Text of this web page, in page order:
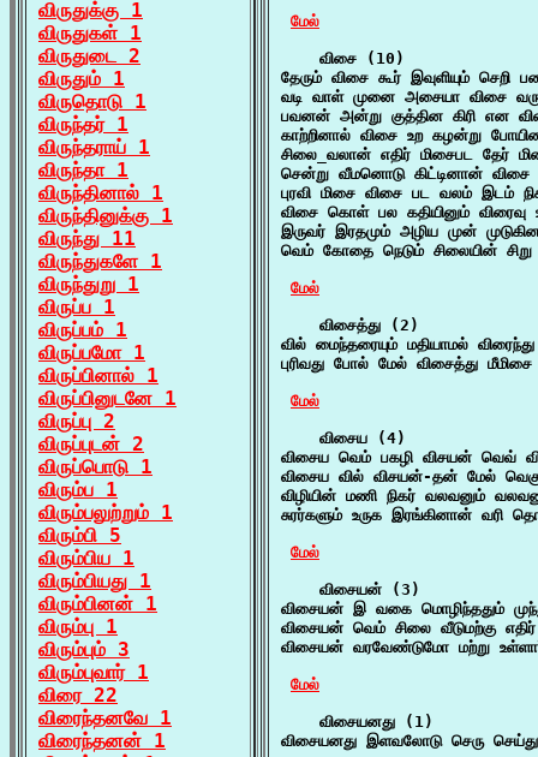
விருதுக்கு 1
விருதுகள் 1
விருதுடை 2
விருதும் 1
விருதொடு 1
விருந்தர் 1
விருந்தராய் 1
விருந்தா 1
விருந்தினால் 1
விருந்தினுக்கு 1
விருந்து 11
விருந்துகளே 1
விருந்துறு 1
விருப்ப 1
விருப்பம் 1
விருப்பமோ 1
விருப்பினால் 1
விருப்பினுடனே 1
விருப்பு 2
விருப்புடன் 2
விருப்பொடு 1
விரும்ப 1
விரும்பலுற்றும் 1
விரும்பி 5
விரும்பிய 1
விரும்பியது 1
விரும்பினன் 1
விரும்பு 1
விரும்பும் 3
விரும்புவார் 1
விரை 22
விரைந்தனவே 1
விரைந்தனன் 1
மேல்
    விசை (10)
தேரும் விசை கூர் இவுளியும்
வடி வாள் முனை அசையா விசை வரு
பவனன் அன்று குத்தின கிரி என
காற்றினால் விசை உற கழன்று
சிலை_வலான் எதிர் மிசைபட தேர்
சென்று வீமனொடு கிட்டினான்
புரவி மிசை விசை பட வலம் இடம்
விசை கொள் பல கதியினும் விரைவு
இருவர் இரதமும் அழிய முன்
வெம் கோதை நெடும் சிலையின்
மேல்
    விசைத்து (2)
வில் மைந்தரையும் மதியாமல்
புரிவது போல் மேல் விசைத்து
மேல்
    விசைய (4)
விசைய வெம் பகழி விசயன் வெவ்
விசைய வில் விசயன்-தன் மேல்
விழியின் மணி நிகர் வலவனும்
சுரர்களும் உருக இரங்கினான் வரி
மேல்
    விசையன் (3)
விசையன் இ வகை மொழிந்ததும்
விசையன் வெம் சிலை வீடுமற்கு
விசையன் வரவேண்டுமோ மற்று
மேல்
    விசையனது (1)
விசையனது இளவலோடு செரு